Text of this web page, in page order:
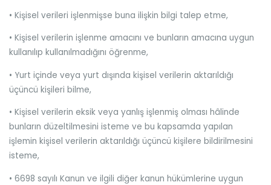
• Kişisel verileri işlenmişse buna ilişkin bilgi talep etme,
• Kişisel verilerin işlenme amacını ve bunların amacına uygun
kullanılıp kullanılmadığını öğrenme,
• Yurt içinde veya yurt dışında kişisel verilerin aktarıldığı
üçüncü kişileri bilme,
• Kişisel verilerin eksik veya yanlış işlenmiş olması hâlinde
bunların düzeltilmesini isteme ve bu kapsamda yapılan
işlemin kişisel verilerin aktarıldığı üçüncü kişilere bildirilmesini
isteme,
• 6698 sayılı Kanun ve ilgili diğer kanun hükümlerine uygun